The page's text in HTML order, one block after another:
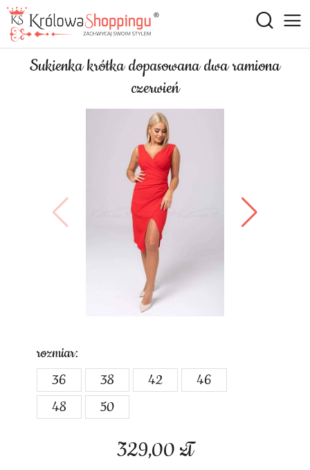
Sukienka krótka dopasowana dwa ramiona
czerwień
329,00 zł
rozmiar:
36
38 42
46
48
50